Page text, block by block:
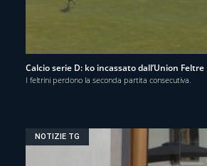
Calcio serie D: ko incassato dall’Union Feltre
I feltrini perdono la seconda partita consecutiva.
NOTIZIE TG